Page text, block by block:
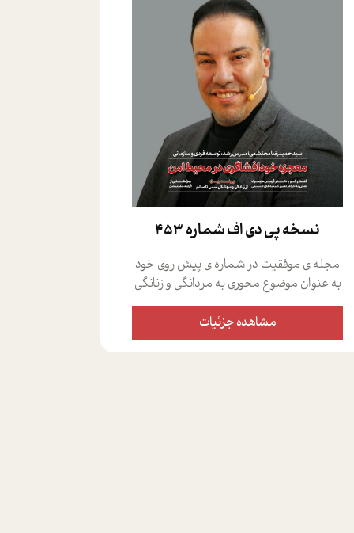
نسخه پي دي اف شماره 453
مجله ی موفقیت در شماره ی پیش روی خود
به عنوان موضوع محوری به مردانگی و زنانگی
سمی پرداخته است؛ علاوه بر این که؛ گفت و
گویی اختصاصی داشته ایم با فردین علیخواه،
جامعه شناس در بخش های مختلف تلاش
مشاهده جزئیات